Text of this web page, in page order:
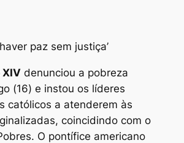
paz sem justiça’
XIV denunciou a pobreza
(16) e instou os líderes
católicos a atenderem às
coincidindo com o
O pontífice americano